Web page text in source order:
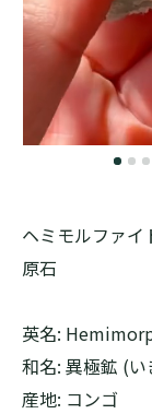
ヘミモルファイ
原石
英名:
和名: 異極鉱 (
産地: コンゴ